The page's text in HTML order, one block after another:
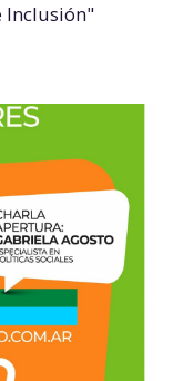
Inclusión"